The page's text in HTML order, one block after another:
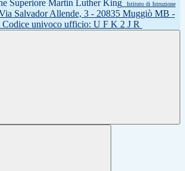
Istituto di Istruzione
Salvador Allende, 3 - 20835 Muggiò MB -
Codice univoco ufficio: U F K 2 J R